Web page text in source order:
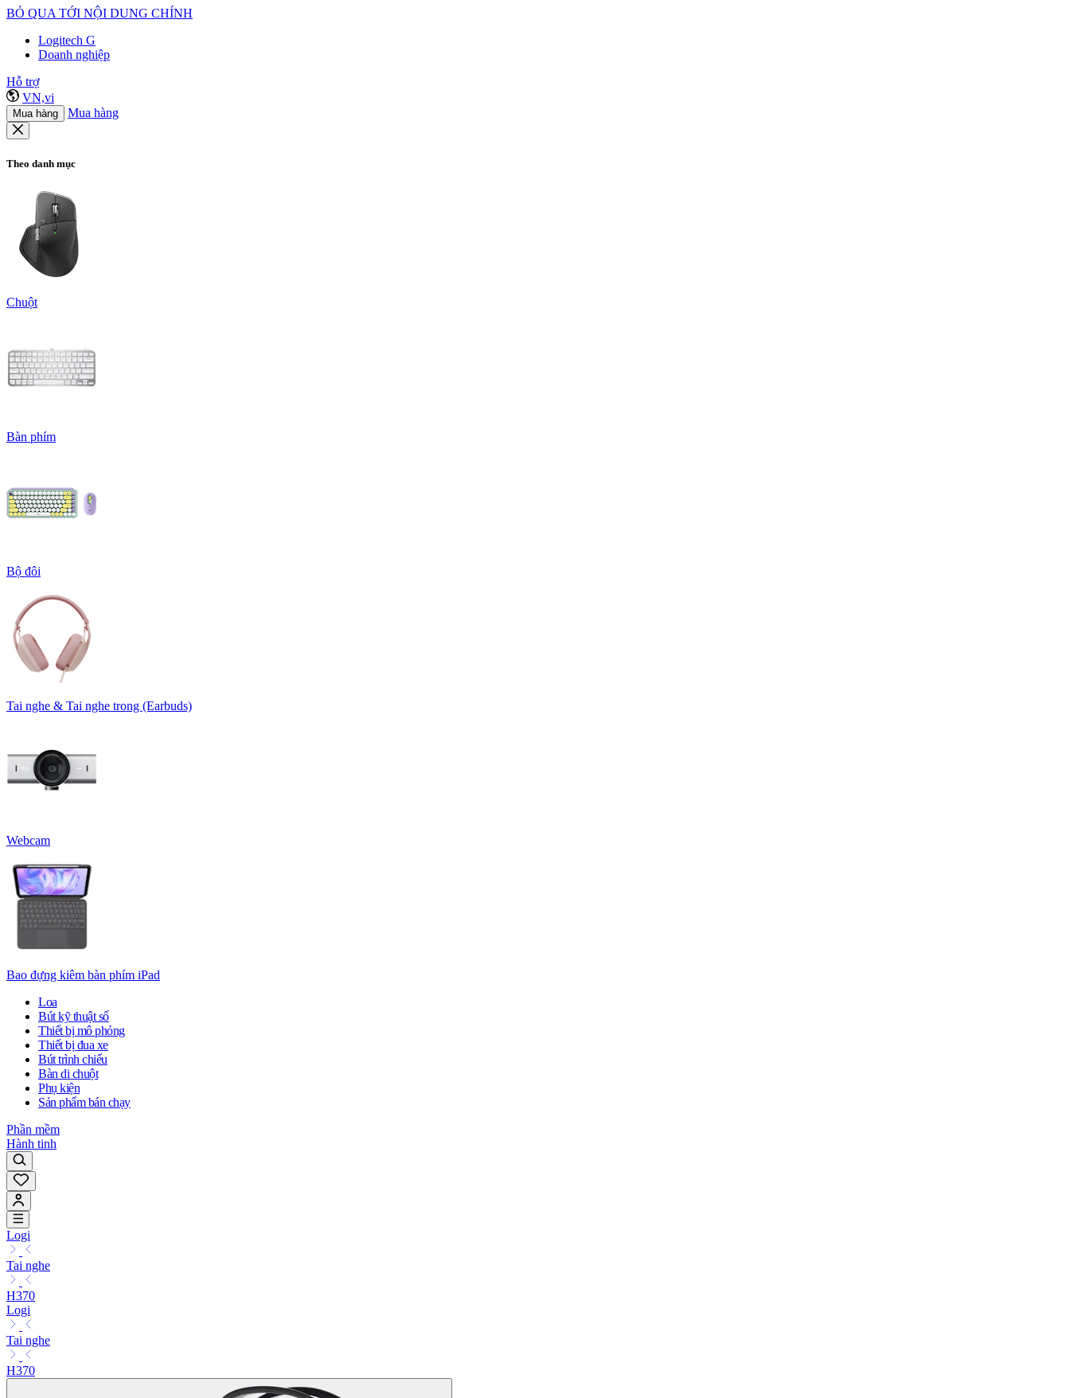
BỎ QUA TỚI NỘI DUNG CHÍNH
Logitech G
Doanh nghiệp
Hỗ trợ
VN,vi
Mua hàng Mua hàng
Theo danh mục
Chuột
Bàn phím
Bộ đôi
Tai nghe & Tai nghe trong (Earbuds)
Webcam
Bao đựng kiêm bàn phím iPad
Loa
Bút kỹ thuật số
Thiết bị mô phỏng
Thiết bị đua xe
Bút trình chiếu
Bàn di chuột
Phụ kiện
Sản phẩm bán chạy
Phần mềm
Hành tinh
Logi
Tai nghe
H370
Logi
Tai nghe
H370